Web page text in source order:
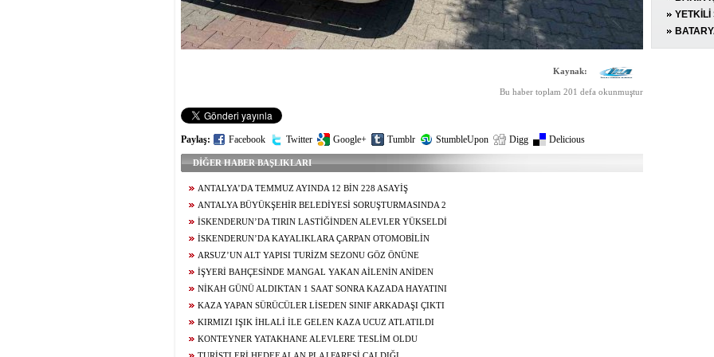
Kaynak:
Bu haber toplam 201 defa okunmuştur
Paylaş: Facebook Twitter Google+ Tumblr StumbleUpon Digg Delicious
DİĞER HABER BAŞLIKLARI
ANTALYA’DA TEMMUZ AYINDA 12 BİN 228 ASAYİŞ
OLAYININ YÜZDE 99,9’U AYDINLATILDI
ANTALYA BÜYÜKŞEHİR BELEDİYESİ SORUŞTURMASINDA 2
ŞÜPHELİ YENİDEN ADLİYEDE
İSKENDERUN’DA TIRIN LASTİĞİNDEN ALEVLER YÜKSELDİ
İSKENDERUN’DA KAYALIKLARA ÇARPAN OTOMOBİLİN
SÜRÜCÜSÜ YARALANDI
ARSUZ’UN ALT YAPISI TURİZM SEZONU GÖZ ÖNÜNE
ALINARAK GÜÇLENDİRİLİYOR
İŞYERİ BAHÇESİNDE MANGAL YAKAN AİLENİN ANİDEN
YOLA FIRLAYAN 2 YAŞINDAKİ ÇOCUĞU ÖLÜMDEN DÖNDÜ
NİKAH GÜNÜ ALDIKTAN 1 SAAT SONRA KAZADA HAYATINI
KAYBEDEN GENCİN AİLESİNDEN 29 GÜN SONRA GELEN
TAHLİYEYE TEPKİ
KAZA YAPAN SÜRÜCÜLER LİSEDEN SINIF ARKADAŞI ÇIKTI
KIRMIZI IŞIK İHLALİ İLE GELEN KAZA UCUZ ATLATILDI
KONTEYNER YATAKHANE ALEVLERE TESLİM OLDU
HEDEF
YETKİLİ